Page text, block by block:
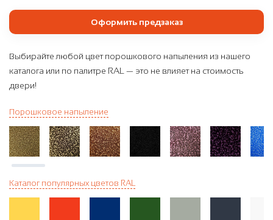
Оформить предзаказ
Выбирайте любой цвет порошкового напыления из нашего
каталога или по палитре RAL — это не влияет на стоимость
двери!
Порошковое напыление
Каталог популярных цветов RAL